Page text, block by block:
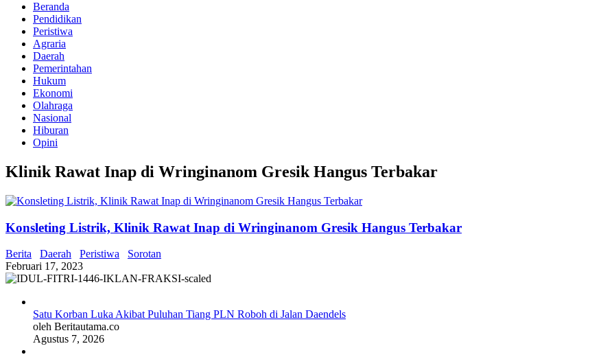
Beranda
Pendidikan
Peristiwa
Agraria
Daerah
Pemerintahan
Hukum
Ekonomi
Olahraga
Nasional
Hiburan
Opini
Klinik Rawat Inap di Wringinanom Gresik Hangus Terbakar
Konsleting Listrik, Klinik Rawat Inap di Wringinanom Gresik Hangus Terbakar
Berita Daerah Peristiwa
Sorotan
Februari 17, 2023
Satu Korban Luka Akibat Puluhan Tiang PLN Roboh di Jalan Daendels
oleh Beritautama.co
Agustus 7, 2026